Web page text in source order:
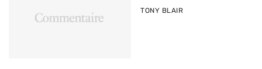
PAR
TONY BLAIR